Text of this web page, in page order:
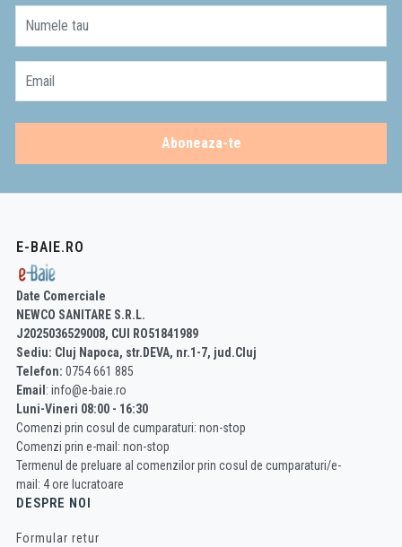
Numele tau
Email
Aboneaza-te
E-BAIE.RO
Date Comerciale
NEWCO SANITARE S.R.L.
J2025036529008, CUI RO51841989
Sediu: Cluj Napoca, str.DEVA, nr.1-7, jud.Cluj
Telefon: 0754 661 885
Email : info@e-baie.ro
Luni-Vineri 08:00 - 16:30
Comenzi prin cosul de cumparaturi: non-stop
Comenzi prin e-mail: non-stop
Termenul de preluare al comenzilor prin cosul de cumparaturi/e-
mail: 4 ore lucratoare
DESPRE NOI
Formular retur